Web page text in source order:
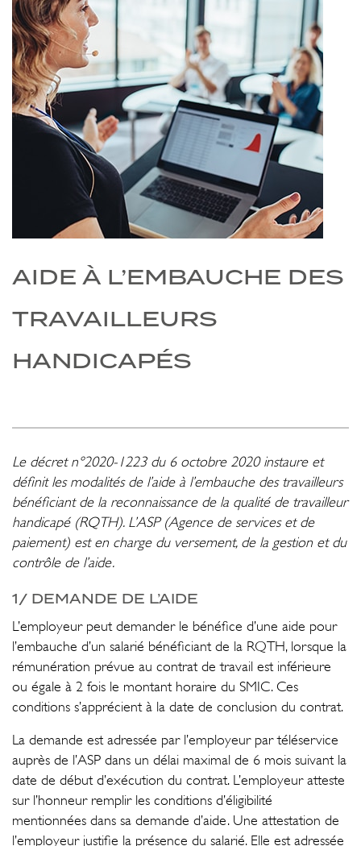
AIDE À L’EMBAUCHE DES
TRAVAILLEURS
HANDICAPÉS
Le décret n°2020-1223 du 6 octobre 2020 instaure et
définit les modalités de l’aide à l’embauche des travailleurs
bénéficiant de la reconnaissance de la qualité de travailleur
handicapé (RQTH). L’ASP (Agence de services et de
paiement) est en charge du versement, de la gestion et du
contrôle de l’aide.
1/ DEMANDE DE L’AIDE
L’employeur peut demander le bénéfice d’une aide pour
l’embauche d’un salarié bénéficiant de la RQTH, lorsque la
rémunération prévue au contrat de travail est inférieure
ou égale à 2 fois le montant horaire du SMIC. Ces
conditions s’apprécient à la date de conclusion du contrat.
La demande est adressée par l’employeur par téléservice
auprès de l’ASP dans un délai maximal de 6 mois suivant la
date de début d’exécution du contrat. L’employeur atteste
sur l’honneur remplir les conditions d’éligibilité
mentionnées dans sa demande d’aide. Une attestation de
l’employeur justifie la présence du salarié. Elle est adressée